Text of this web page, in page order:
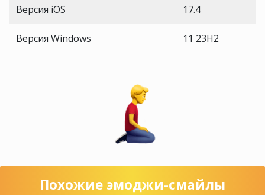
Версия iOS 17.4
Версия Windows 11 23H2
Похожие эмоджи-смайлы